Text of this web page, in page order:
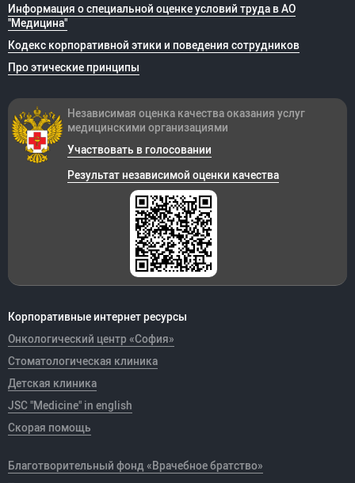
Информация о специальной оценке условий труда в АО
"Медицина"
Кодекс корпоративной этики и поведения сотрудников
Про этические принципы
Корпоративные интернет ресурсы
Онкологический центр «София»
Стоматологическая клиника
Детская клиника
JSC "Medicine" in english
Скорая помощь
Благотворительный фонд «Врачебное братство»
Независимая оценка качества оказания услуг
медицинскими организациями
Участвовать в голосовании
Результат независимой оценки качества